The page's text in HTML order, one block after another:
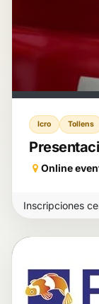
Icro Tollens
Online
Inscripciones